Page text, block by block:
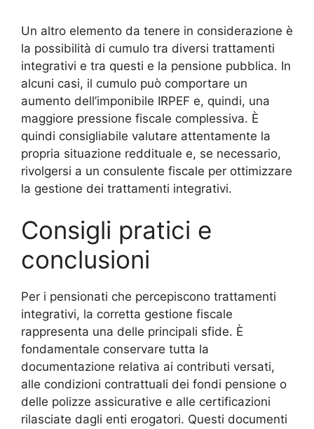
Un altro elemento da tenere in considerazione è
la possibilità di cumulo tra diversi trattamenti
integrativi e tra questi e la pensione pubblica. In
alcuni casi, il cumulo può comportare un
aumento dell’imponibile IRPEF e, quindi, una
maggiore pressione fiscale complessiva. È
quindi consigliabile valutare attentamente la
propria situazione reddituale e, se necessario,
rivolgersi a un consulente fiscale per ottimizzare
la gestione dei trattamenti integrativi.
Consigli pratici e
conclusioni
Per i pensionati che percepiscono trattamenti
integrativi, la corretta gestione fiscale
rappresenta una delle principali sfide. È
fondamentale conservare tutta la
documentazione relativa ai contributi versati,
alle condizioni contrattuali dei fondi pensione o
delle polizze assicurative e alle certificazioni
rilasciate dagli enti erogatori. Questi documenti